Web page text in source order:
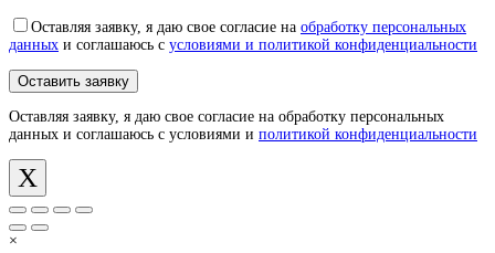
Оставляя заявку, я даю свое согласие на обработку персональных
данных и соглашаюсь с условиями и политикой конфиденциальности
Оставляя заявку, я даю свое согласие на обработку персональных
данных и соглашаюсь с условиями и политикой конфиденциальности
X
×